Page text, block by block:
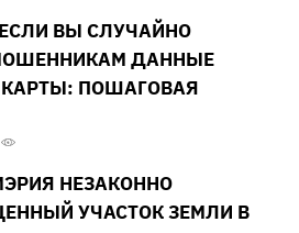
ВЫ СЛУЧАЙНО
ДАННЫЕ
ПОШАГОВАЯ
НЕЗАКОННО
УЧАСТОК ЗЕМЛИ В